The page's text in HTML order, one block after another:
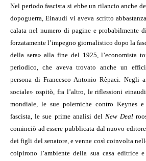
Nel periodo fascista si ebbe un rilancio anche
dopoguerra, Einaudi vi aveva scritto
calata nel numero di pagine e probabilmente
forzatamente l’impegno giornalistico dopo la
della sera» alla fine del 1925, l’economista
periodico, che aveva trovato anche un
persona di Francesco Antonio Rèpaci. Negli
sociale» ospitò, fra l’altro, le riflessioni
mondiale, le sue polemiche contro Keynes
fascista, le sue prime analisi delNew Deal
cominciò ad essere pubblicata dal nuovo
dei figli del senatore, e venne così coinvolta
colpirono l’ambiente della sua casa editrice